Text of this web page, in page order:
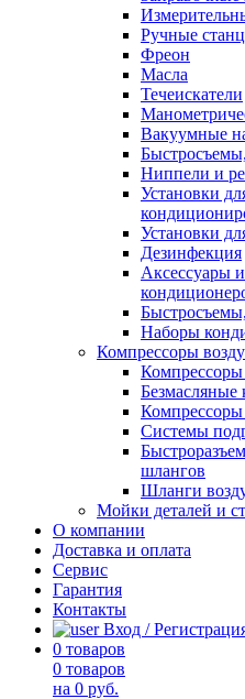
Ручные
Фреон
Масла
Течеискатели
Вакуумные
Ниппели и
Установки
Установки
Дезинфекция
Аксессуары
Наборы
Компрессоры
Безмасляные
Системы
шлангов
Шланги
Мойки деталей и
О компании
Доставка и оплата
Сервис
Гарантия
Контакты
Вход /
0 товаров
0 товаров
на 0 руб.